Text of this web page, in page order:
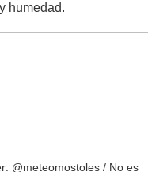
humedad.
@meteomostoles / No es